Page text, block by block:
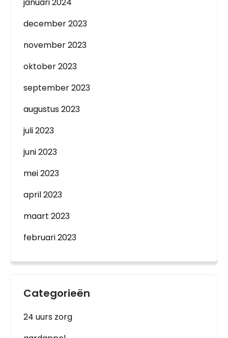
december 2023
november 2023
oktober 2023
september 2023
augustus 2023
juli 2023
juni 2023
mei 2023
april 2023
maart 2023
februari 2023
Categorieën
24 uurs zorg